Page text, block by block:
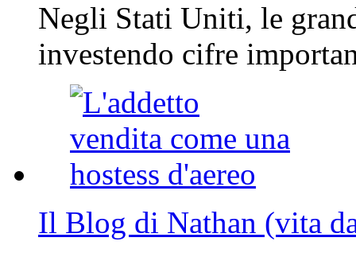
Negli Stati Uniti, le
investendo cifre
Il Blog di Nathan (vita